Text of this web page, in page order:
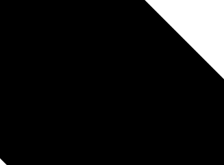
понравилась идея, спрашивали где такое